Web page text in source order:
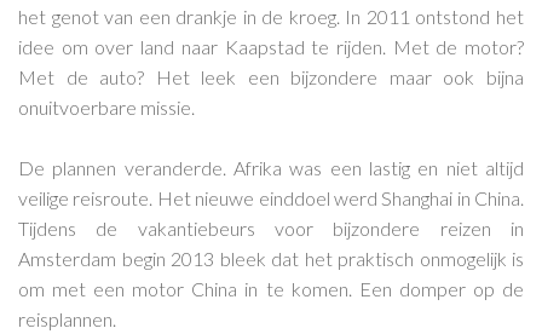
het genot van een drankje in de kroeg. In 2011 ontstond het
idee om over land naar Kaapstad te rijden. Met de motor?
Met de auto? Het leek een bijzondere maar ook bijna
onuitvoerbare missie.
De plannen veranderde. Afrika was een lastig en niet altijd
veilige reisroute. Het nieuwe einddoel werd Shanghai in China.
Tijdens de vakantiebeurs voor bijzondere reizen in
Amsterdam begin 2013 bleek dat het praktisch onmogelijk is
om met een motor China in te komen. Een domper op de
reisplannen.